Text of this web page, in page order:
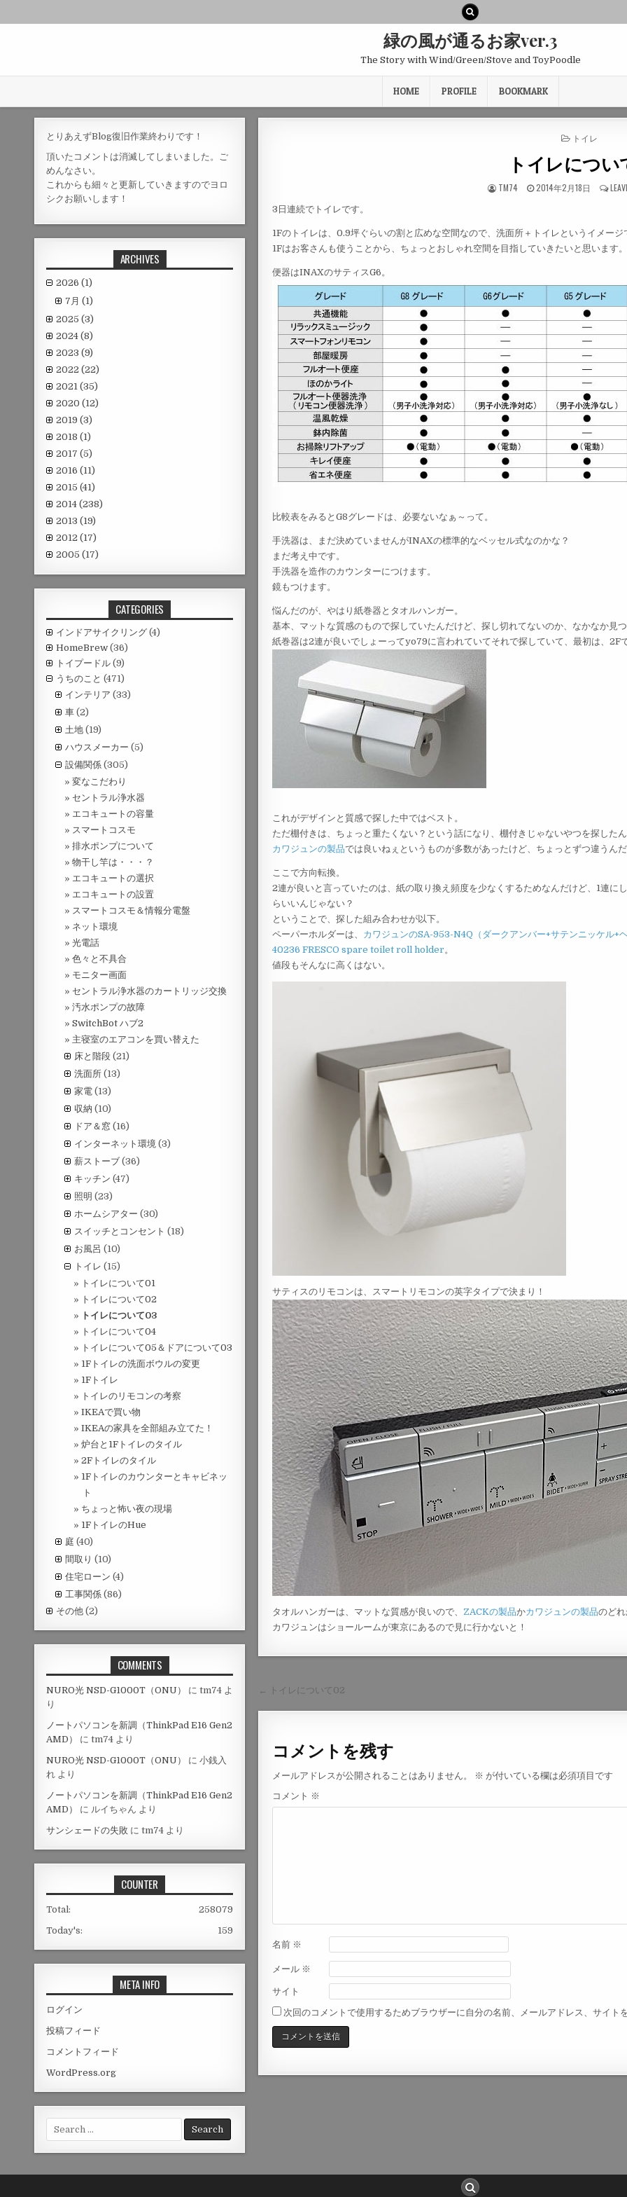
緑の風が通るお家ver.3
The Story with Wind/Green/Stove and ToyPoodle
HOME PROFILE BOOKMARK
POSTED
トイレ
トイレについ
TM74 2014年2月18日
3日連続でトイレです。
1Fのトイレは、0.9坪ぐらいの割と広めな空間なので、洗面所＋トイレというイメージ
1Fはお客さんも使うことから、ちょっとおしゃれ空間を目指していきたいと思います。
便器はINAXのサティスG6。
比較表をみるとG8グレードは、必要ないなぁ～って。
手洗器は、まだ決めていませんがINAXの標準的なベッセル式なのかな？
まだ考え中です。
手洗器を造作のカウンターにつけます。
鏡もつけます。
悩んだのが、やはり紙巻器とタオルハンガー。
基本、マットな質感のもので探していたんだけど、探し切れてないのか、なかなか見つ
紙巻器は2連が良いでしょーってyo79に言われていてそれで探していて、最初は、2F
これがデザインと質感で探した中ではベスト。
ただ棚付きは、ちょっと重たくない？という話になり、棚付きじゃないやつを探した
カワジュンの製品では良いねぇというものが多数があったけど、ちょっとずつ違うんだ
ここで方向転換。
2連が良いと言っていたのは、紙の取り換え頻度を少なくするためなんだけど、1連に
らいいんじゃない？
ということで、探した組み合わせが以下。
ペーパーホルダーは、 カワジュンのSA-953-N4Q（ダークアンバー+サテンニッケル+ヘ
40236 FRESCO spare toilet roll holder。
値段もそんなに高くはない。
サティスのリモコンは、スマートリモコンの英字タイプで決まり！
タオルハンガーは、マットな質感が良いので、 ZACKの製品かカワジュンの製品のどれ
カワジュンはショールームが東京にあるので見に行かないと！
投
稿
ビ
ゲ
ー
シ
← トイレについて02
コメントを残す
メールアドレスが公開されることはありません。 ※ が付いている欄は必須項目です
コメント ※
名前 ※
メール ※
サイト
次回のコメントで使用するためブラウザーに自分の名前、メールアドレス、サイト
とりあえずBlog復旧作業終わりです！
頂いたコメントは消滅してしまいました。ご
めんなさい。
これからも細々と更新していきますのでヨロ
シクお願いします！
ARCHIVES
2026(1)
7月(1)
2025(3)
2024(8)
2023(9)
2022(22)
2021(35)
2020(12)
2019(3)
2018(1)
2017(5)
2016(11)
2015(41)
2014(238)
2013(19)
2012(17)
2005(17)
CATEGORIES
インドアサイクリング (4)
HomeBrew (36)
トイプードル (9)
うちのこと (471)
インテリア (33)
車 (2)
土地 (19)
ハウスメーカー (5)
設備関係 (305)
変なこだわり
セントラル浄水器
エコキュートの容量
スマートコスモ
排水ポンプについて
物干し竿は・・・？
エコキュートの選択
エコキュートの設置
スマートコスモ＆情報分電盤
ネット環境
光電話
色々と不具合
モニター画面
セントラル浄水器のカートリッジ交換
汚水ポンプの故障
SwitchBot ハブ2
主寝室のエアコンを買い替えた
床と階段 (21)
洗面所 (13)
家電 (13)
収納 (10)
ドア＆窓 (16)
インターネット環境 (3)
薪ストーブ (36)
キッチン (47)
照明 (23)
ホームシアター (30)
スイッチとコンセント (18)
お風呂 (10)
トイレ (15)
トイレについて01
トイレについて02
トイレについて03
トイレについて04
トイレについて05＆ドアについて03
1Fトイレの洗面ボウルの変更
1Fトイレ
トイレのリモコンの考察
IKEAで買い物
IKEAの家具を全部組み立てた！
炉台と1Fトイレのタイル
2Fトイレのタイル
1Fトイレのカウンターとキャビネッ
ト
ちょっと怖い夜の現場
1FトイレのHue
庭 (40)
間取り (10)
住宅ローン (4)
工事関係 (86)
その他 (2)
COMMENTS
NURO光 NSD-G1000T（ONU） にtm74 よ
り
ノートパソコンを新調（ThinkPad E16 Gen2
AMD）
にtm74 より
NURO光 NSD-G1000T（ONU）
に小銭入
れ より
ノートパソコンを新調（ThinkPad E16 Gen2
AMD）
に ルイちゃん より
サンシェードの失敗 にtm74 より
COUNTER
258079
Total:
159
Today's:
META INFO
ログイン
投稿フィード
コメントフィード
WordPress.org
Search
for: